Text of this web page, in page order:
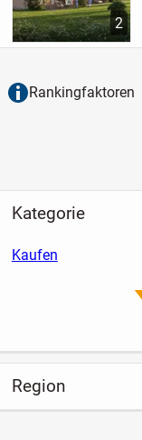
2
Rankingfaktoren
Kategorie
Kaufen
Region